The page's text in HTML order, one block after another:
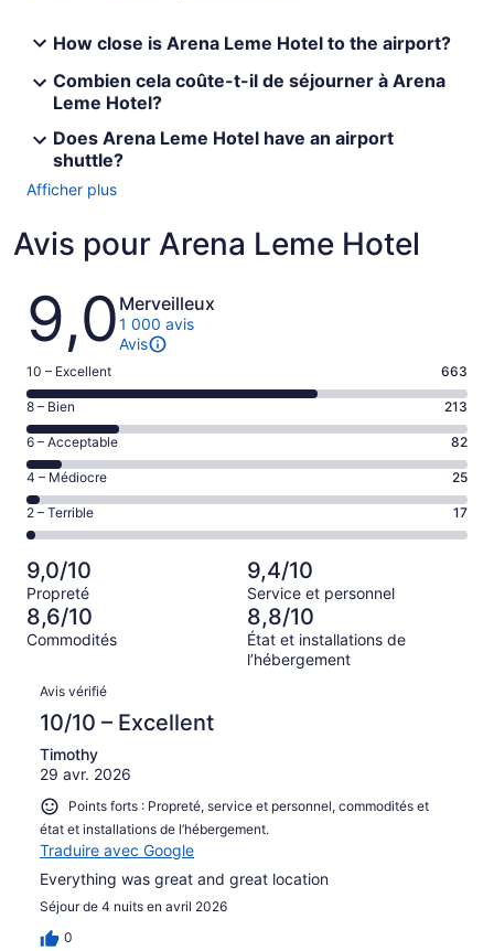
How close is Arena Leme Hotel to the airport?
Combien cela coûte-t-il de séjourner à Arena
Leme Hotel?
Does Arena Leme Hotel have an airport
shuttle?
Afficher plus
Avis pour Arena Leme Hotel
Avis
9,0 Merveilleux
1 000 avis
Avis
Note
de 10
–
Excellent,
d’après
663 avis
sur 1000.
10 – Excellent 663
Note
de 8
–
Bien,
d’après
213 avis
sur 1000.
8 – Bien 213
Note
de 6
–
Acceptable,
d’après
sur 1000.
6 – Acceptable 82
Note
de 4
–
Médiocre,
d’après
25 avis
sur 1000.
4 – Médiocre 25
Note
de 2
–
Terrible,
d’après
17 avis
sur 1000.
2 – Terrible 17
9,0/10
Propreté
9,4/10
Service et personnel
8,6/10
Commodités
8,8/10
État et installations de
l’hébergement
Avis
Avis vérifié
10/10 – Excellent
Timothy
29 avr. 2026
Points forts : Propreté, service et personnel, commodités et
état et installations de l’hébergement.
Traduire avec Google
Everything was great and great location
Séjour de 4 nuits en avril 2026
0